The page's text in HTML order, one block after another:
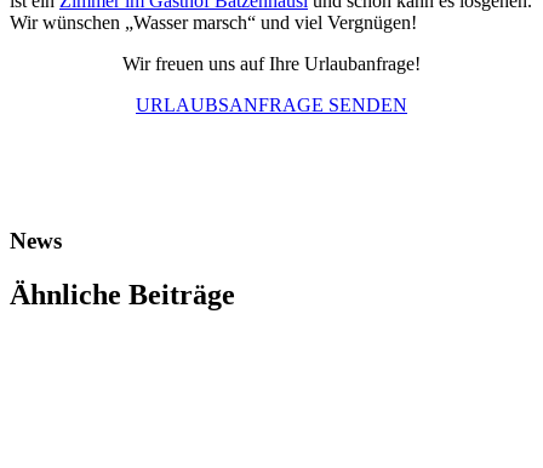
Wir wünschen „Wasser marsch“ und viel Vergnügen!
Wir freuen uns auf Ihre Urlaubanfrage!
URLAUBSANFRAGE SENDEN
News
Ähnliche Beiträge